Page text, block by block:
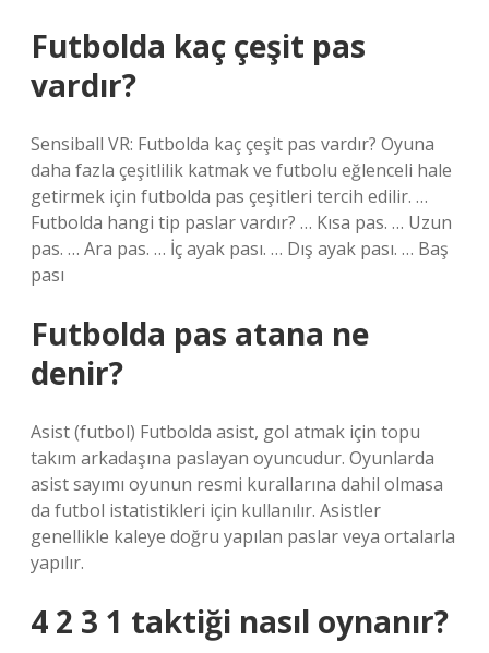
Futbolda kaç çeşit pas
vardır?
Sensiball VR: Futbolda kaç çeşit pas vardır? Oyuna
daha fazla çeşitlilik katmak ve futbolu eğlenceli hale
getirmek için futbolda pas çeşitleri tercih edilir. …
Futbolda hangi tip paslar vardır? … Kısa pas. … Uzun
pas. … Ara pas. … İç ayak pası. … Dış ayak pası. … Baş
pası
Futbolda pas atana ne
denir?
Asist (futbol) Futbolda asist, gol atmak için topu
takım arkadaşına paslayan oyuncudur. Oyunlarda
asist sayımı oyunun resmi kurallarına dahil olmasa
da futbol istatistikleri için kullanılır. Asistler
genellikle kaleye doğru yapılan paslar veya ortalarla
yapılır.
4 2 3 1 taktiği nasıl oynanır?